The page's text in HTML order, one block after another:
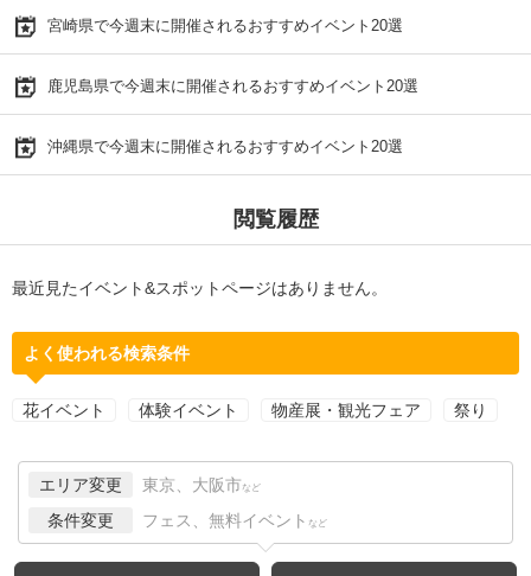
宮崎県で今週末に開催されるおすすめイベント20選
鹿児島県で今週末に開催されるおすすめイベント20選
沖縄県で今週末に開催されるおすすめイベント20選
閲覧履歴
最近見たイベント&スポットページはありません。
よく使われる検索条件
花イベント 体験イベント 物産展・観光フェア 祭り
エリア変更 東京、大阪市 など
条件変更 フェス、無料イベント など